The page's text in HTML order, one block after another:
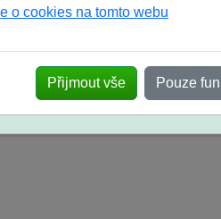
po skutečných
o cookies na tomto webu
Přijmout vše Pouze